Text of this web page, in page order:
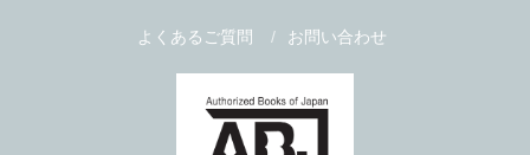
よくあるご質問 お問い合わせ